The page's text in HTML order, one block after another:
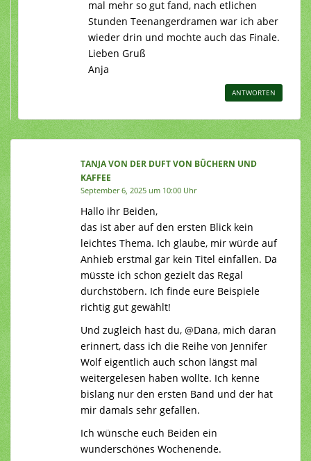
mal mehr so gut fand, nach etlichen
Stunden Teenangerdramen war ich aber
wieder drin und mochte auch das Finale.
Lieben Gruß
Anja
ANTWORTEN
TANJA VON DER DUFT VON BÜCHERN UND
KAFFEE
September 6, 2025 um 10:00 Uhr
Hallo ihr Beiden,
das ist aber auf den ersten Blick kein
leichtes Thema. Ich glaube, mir würde auf
Anhieb erstmal gar kein Titel einfallen. Da
müsste ich schon gezielt das Regal
durchstöbern. Ich finde eure Beispiele
richtig gut gewählt!
Und zugleich hast du, @Dana, mich daran
erinnert, dass ich die Reihe von Jennifer
Wolf eigentlich auch schon längst mal
weitergelesen haben wollte. Ich kenne
bislang nur den ersten Band und der hat
mir damals sehr gefallen.
Ich wünsche euch Beiden ein
wunderschönes Wochenende.